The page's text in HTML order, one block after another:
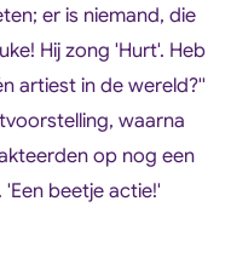
er is niemand, die
Hij zong 'Hurt'. Heb
artiest in de wereld?''
waarna
op nog een
beetje actie!'